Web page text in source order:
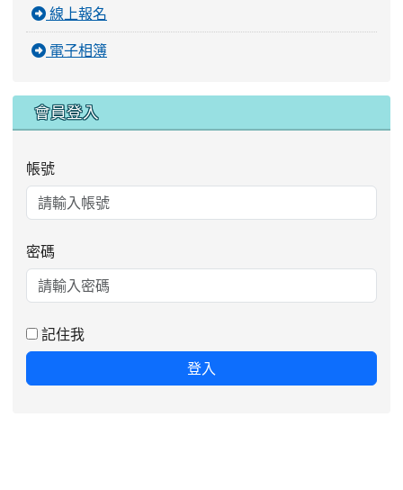
線上報名
電子相簿
會員登入
帳號
密碼
記住我
登入